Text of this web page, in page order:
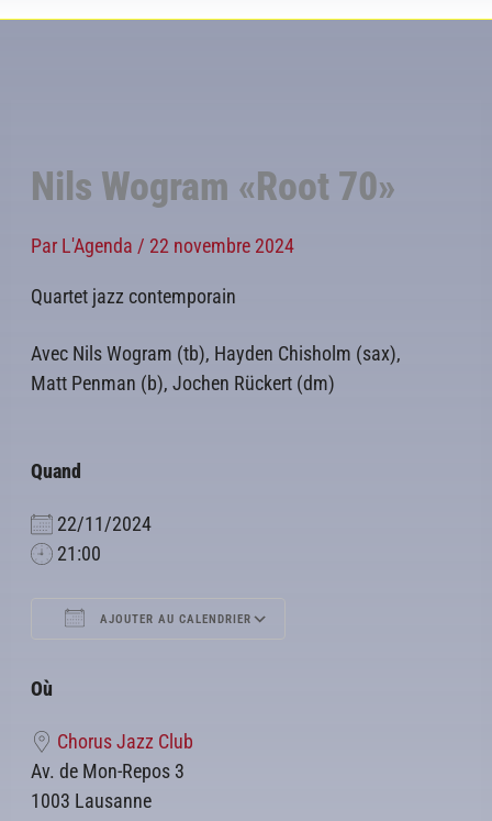
Nils Wogram «Root 70»
Par L'Agenda/ 22 novembre 2024
Quartet jazz contemporain
Avec Nils Wogram (tb), Hayden Chisholm (sax),
Matt Penman (b), Jochen Rückert (dm)
Quand
22/11/2024
21:00
AJOUTER AU CALENDRIER
Où
Chorus Jazz Club
Av. de Mon-Repos 3
1003 Lausanne